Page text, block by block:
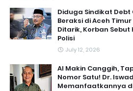
Diduga Sindikat
Beraksi di Aceh
Ditarik, Korban
Polisi
July 12, 2026
AI Makin Canggih,
Nomor Satu! Dr.
Memanfaatkannya